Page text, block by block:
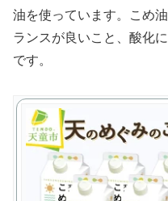
油を使っています。こめ
ランスが良いこと、酸化
です。